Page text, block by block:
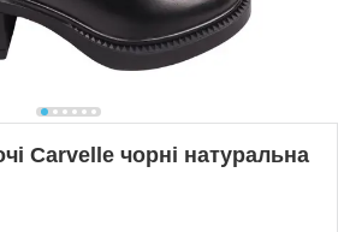
Carvelle чорні натуральна